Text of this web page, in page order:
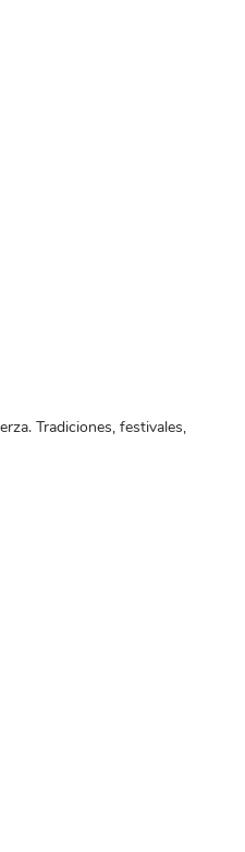
Tradiciones, festivales,